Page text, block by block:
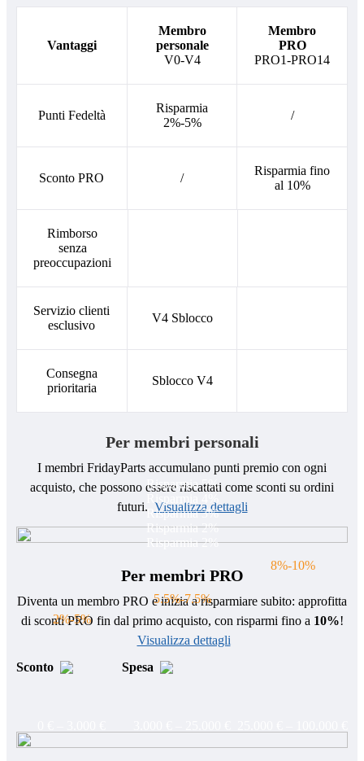
Vantaggi
Membro
personale
V0-V4
Membro
PRO
PRO1-PRO14
Punti Fedeltà
Risparmia
2%-5%
/
Sconto PRO /
Risparmia fino
al 10%
Rimborso
senza
preoccupazioni
Servizio clienti
esclusivo
V4 Sblocco
Consegna
prioritaria
Sblocco V4
Per membri personali
I membri FridayParts accumulano punti premio con ogni
acquisto, che possono essere riscattati come sconti su ordini
futuri. Visualizza dettagli
Risparmia 2%
Risparmia 2%
Risparmia 3%
Risparmia 5%
Per membri PRO
Diventa un membro PRO e inizia a risparmiare subito: approfitta
di sconti PRO fin dal primo acquisto, con risparmi fino a 10%!
Visualizza dettagli
Sconto
Spesa
2%-5%
5.5%-7.5%
8%-10%